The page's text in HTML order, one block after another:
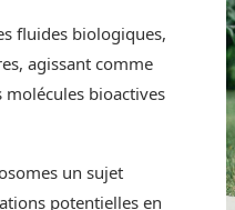
fluides biologiques,
agissant comme
molécules bioactives
un sujet
potentielles en